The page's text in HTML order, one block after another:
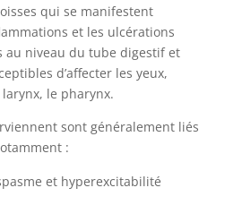
qui se manifestent
et les ulcérations
au niveau du tube digestif et
d’affecter les yeux,
le pharynx.
sont généralement liés
:
et hyperexcitabilité